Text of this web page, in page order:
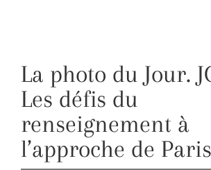
La photo du Jour.
Les défis du
renseignement à
l’approche de